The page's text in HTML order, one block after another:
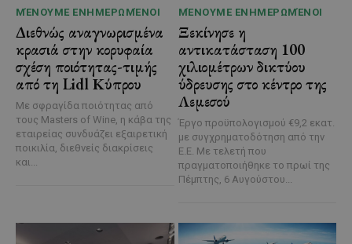
ΜΈΝΟΥΜΕ ΕΝΗΜΕΡΩΜΈΝΟΙ
Διεθνώς αναγνωρισμένα
κρασιά στην κορυφαία
σχέση ποιότητας-τιμής
από τη Lidl Κύπρου
Με σφραγίδα ποιότητας από
τους Masters of Wine, η κάβα της
εταιρείας συνδυάζει εξαιρετική
ποικιλία, διεθνείς διακρίσεις
και...
ΜΈΝΟΥΜΕ ΕΝΗΜΕΡΩΜΈΝΟΙ
Ξεκίνησε η
αντικατάσταση 100
χιλιομέτρων δικτύου
ύδρευσης στο κέντρο της
Λεμεσού
Έργο προϋπολογισμού €9,2 εκατ.
με συγχρηματοδότηση από την
Ε.Ε. Με τελετή που
πραγματοποιήθηκε το πρωί της
Πέμπτης, 6 Αυγούστου...